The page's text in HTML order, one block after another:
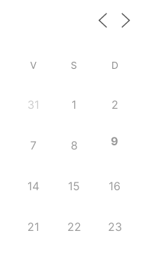
V S D
31 1 2
7 8 9
14 15 16
21 22 23